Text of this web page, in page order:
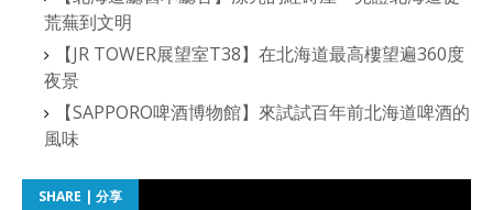
荒蕪到文明
【JR TOWER展望室T38】在北海道最高樓望遍360度
夜景
【SAPPORO啤酒博物館】來試試百年前北海道啤酒的
風味
SHARE | 分享